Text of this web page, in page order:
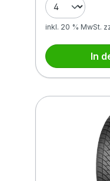
inkl. 20 % MwSt.
In